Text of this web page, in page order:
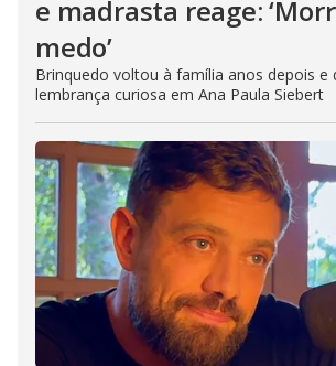
e madrasta reage:
medo’
Brinquedo voltou à família anos depois e
lembrança curiosa em Ana Paula Siebert